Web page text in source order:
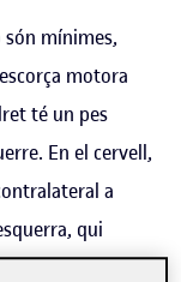
mínimes,
motora
té un pes
En el cervell,
a
qui
dreta. I al